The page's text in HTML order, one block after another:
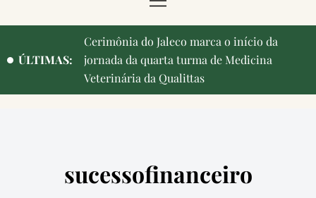
ÚLTIMAS:
Cerimônia do Jaleco marca o início da
jornada da quarta turma de Medicina
Veterinária da Qualittas
sucessofinanceiro